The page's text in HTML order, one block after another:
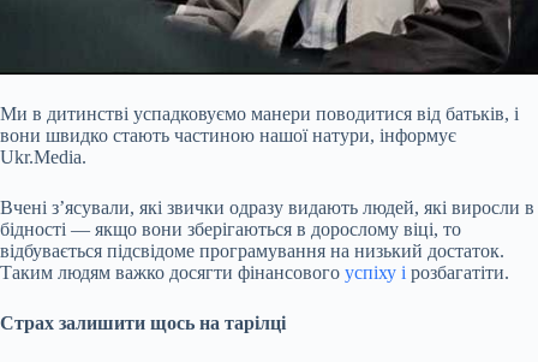
Ми в дитинстві успадковуємо манери поводитися від батьків, і
вони швидко стають частиною нашої натури, інформує
Ukr.Media.
Вчені з’ясували, які звички одразу видають людей, які виросли в
бідності — якщо вони зберігаються в дорослому віці, то
відбувається підсвідоме програмування на низький достаток.
Таким людям важко досягти фінансового успіху і розбагатіти.
Страх залишити щось на тарілці